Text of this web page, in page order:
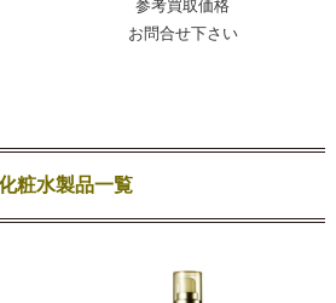
参考買取価格
お問合せ下さい
粧水製品一覧